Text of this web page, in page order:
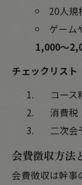
20人規
ゲーム
1,000～
チェックリスト
コース
消費税
二次会
会費徴収方法
会費徴収は幹事